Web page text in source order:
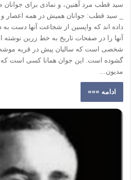
سید قطب مرد آهنین، و نمادی برای جوانان
_ سید قطب: جوانان همیش در همه اعصار و
داده اند که واپسین از شجاعت آنها دست به
آنها را در صفحات تاریخ به خط زرین نوشته
شخصی است که سالیان پیش در قریه
گشوده است. این جوان همانا کسی است که
مدیون…
ادامه »»»